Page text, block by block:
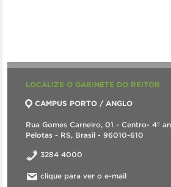
LOCALIZE O GABINETE DO REITOR
CAMPUS PORTO / ANGLO
Rua Gomes Carneiro, 01 - Centro- 4º
Pelotas - RS, Brasil - 96010-610
3284 4000
clique para ver o e-mail